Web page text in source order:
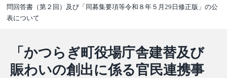
問回答書（第２回）及び「同募集要項等令和８年５月29日修正版」の公
表について
「かつらぎ町役場庁舎建替及び
賑わいの創出に係る官民連携事